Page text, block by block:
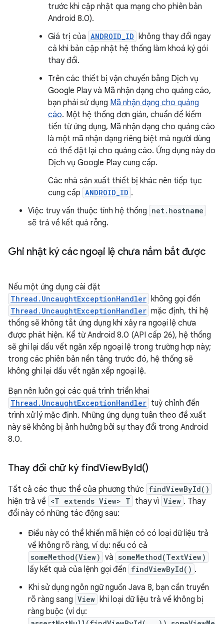
trước khi cập nhật qua mạng cho phiên bản
Android 8.0).
Giá trị của ANDROID_ID không thay đổi ngay
cả khi bản cập nhật hệ thống làm khoá ký gói
thay đổi.
Trên các thiết bị vận chuyển bằng Dịch vụ
Google Play và Mã nhận dạng cho quảng cáo,
bạn phải sử dụng Mã nhận dạng cho quảng
cáo. Một hệ thống đơn giản, chuẩn để kiếm
tiền từ ứng dụng, Mã nhận dạng cho quảng cáo
là một mã nhận dạng riêng biệt mà người dùng
có thể đặt lại cho quảng cáo. Ứng dụng này do
Dịch vụ Google Play cung cấp.
Các nhà sản xuất thiết bị khác nên tiếp tục
cung cấp ANDROID_ID .
Việc truy vấn thuộc tính hệ thống net.hostname
sẽ trả về kết quả rỗng.
Ghi nhật ký các ngoại lệ chưa nắm bắt được
Nếu một ứng dụng cài đặt
Thread.UncaughtExceptionHandler không gọi đến
Thread.UncaughtExceptionHandler mặc định, thì hệ
thống sẽ không tắt ứng dụng khi xảy ra ngoại lệ chưa
được phát hiện. Kể từ Android 8.0 (API cấp 26), hệ thống
sẽ ghi lại dấu vết ngăn xếp ngoại lệ trong trường hợp này;
trong các phiên bản nền tảng trước đó, hệ thống sẽ
không ghi lại dấu vết ngăn xếp ngoại lệ.
Bạn nên luôn gọi các quá trình triển khai
Thread.UncaughtExceptionHandler tuỳ chỉnh đến
trình xử lý mặc định. Những ứng dụng tuân theo đề xuất
này sẽ không bị ảnh hưởng bởi sự thay đổi trong Android
8.0.
Thay đổi chữ ký findViewById()
Tất cả các thực thể của phương thức findViewById()
hiện trả về <T extends View> T thay vì View . Thay
đổi này có những tác động sau:
Điều này có thể khiến mã hiện có có loại dữ liệu trả
về không rõ ràng, ví dụ: nếu có cả
someMethod(View) và someMethod(TextView)
lấy kết quả của lệnh gọi đến findViewById() .
Khi sử dụng ngôn ngữ nguồn Java 8, bạn cần truyền
rõ ràng sang View khi loại dữ liệu trả về không bị
ràng buộc (ví dụ: